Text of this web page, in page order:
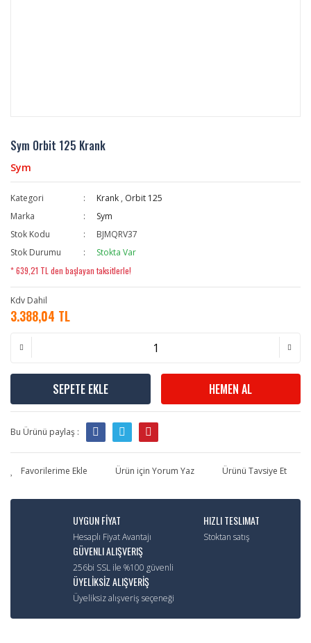
Sym Orbit 125 Krank
Sym
Kategori Krank , Orbit 125
Marka
Sym
Stok Kodu
BJMQRV37
Stok Durumu
Stokta Var
* 639,21 TL den başlayan taksitlerle!
Kdv Dahil
3.388,04 TL
SEPETE EKLE HEMEN AL
Bu Ürünü paylaş :
Ürün için Yorum Yaz Ürünü Tavsiye Et
UYGUN FİYAT
Hesaplı Fiyat Avantajı
HIZLI TESLIMAT
Stoktan satış
GÜVENLI ALIŞVERIŞ
256bi SSL ile %100 güvenli
ÜYELİKSİZ ALIŞVERİŞ
Üyeliksiz alışveriş seçeneği